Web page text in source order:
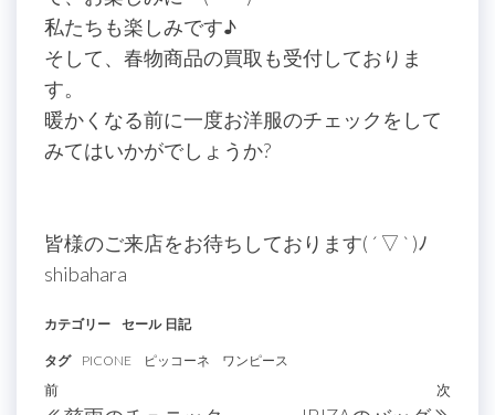
私たちも楽しみです♪
そして、春物商品の買取も受付しておりま
す。
暖かくなる前に一度お洋服のチェックをして
みてはいかがでしょうか?
皆様のご来店をお待ちしております( ´ ▽ ` )ﾉ
shibahara
カテゴリー セール 日記
タグ PICONE ピッコーネ ワンピース
投
過
前
次
次